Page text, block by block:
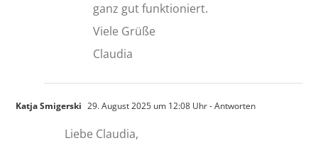
ganz gut funktioniert.
Viele Grüße
Claudia
Katja Smigerski 29. August 2025 um 12:08 Uhr- Antworten
Liebe Claudia,